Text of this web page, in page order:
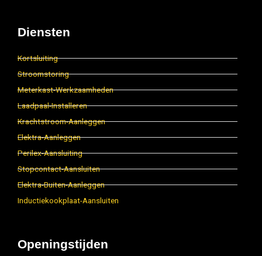
Diensten
Kortsluiting
Stroomstoring
Meterkast-Werkzaamheden
Laadpaal-Installeren
Krachtstroom-Aanleggen
Elektra-Aanleggen
Perilex-Aansluiting
Stopcontact-Aansluiten
Elektra-Buiten-Aanleggen
Inductiekookplaat-Aansluiten
Openingstijden